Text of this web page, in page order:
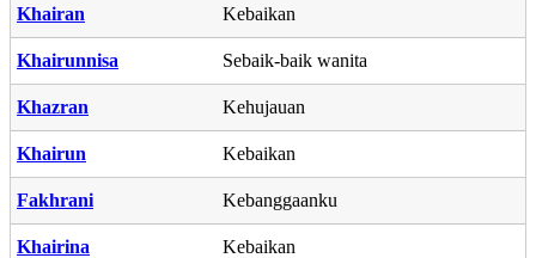
Khairan Kebaikan
Khairunnisa Sebaik-baik wanita
Khazran Kehujauan
Khairun Kebaikan
Fakhrani Kebanggaanku
Khairina Kebaikan